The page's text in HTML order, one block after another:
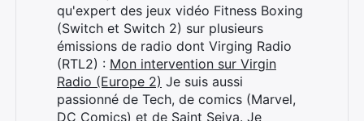
qu'expert des jeux vidéo Fitness Boxing
(Switch et Switch 2) sur plusieurs
émissions de radio dont Virging Radio
(RTL2) : Mon intervention sur Virgin
Radio (Europe 2) Je suis aussi
passionné de Tech, de comics (Marvel,
DC Comics) et de Saint Seiya. Je